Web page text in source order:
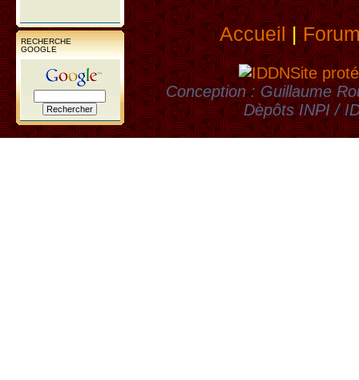
RECHERCHE
GOOGLE
Accueil|
Site
Conception : Guillaume
Dèpôts INPI /